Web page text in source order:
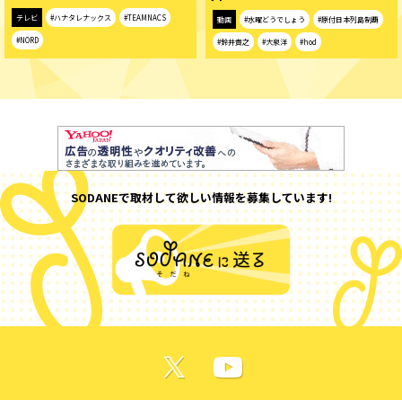
テレビ #ハナタレナックス #TEAMNACS
#NORD
動画 #水曜どうでしょう #原付日本列島制覇
#鈴井貴之 #大泉洋 #hod
SODANEで取材して欲しい情報を募集しています!